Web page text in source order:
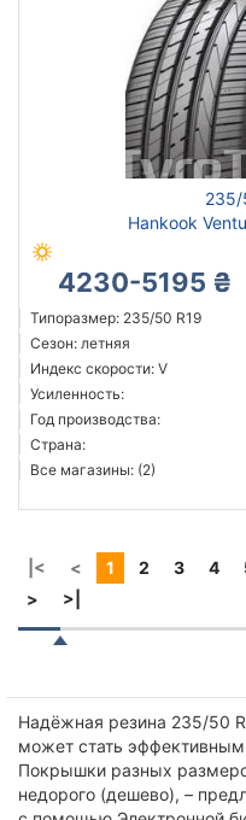
235/
Hankook
4230-5195 ₴
Типоразмер: 235/50 R19
Сезон: летняя
Индекс скорости: V
Усиленность:
Год производства:
Страна:
Все магазины: (2)
|< < 1 2 3 4
>
>|
Надёжная резина 235/50
может стать
Покрышки разных
недорого (дешево), –